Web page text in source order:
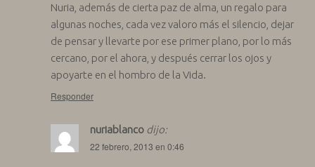
Nuria, además de cierta paz de alma, un regalo para
algunas noches, cada vez valoro más el silencio, dejar
de pensar y llevarte por ese primer plano, por lo más
cercano, por el ahora, y después cerrar los ojos y
apoyarte en el hombro de la Vida.
Responder
nuriablanco dijo:
22 febrero, 2013 en 0:46